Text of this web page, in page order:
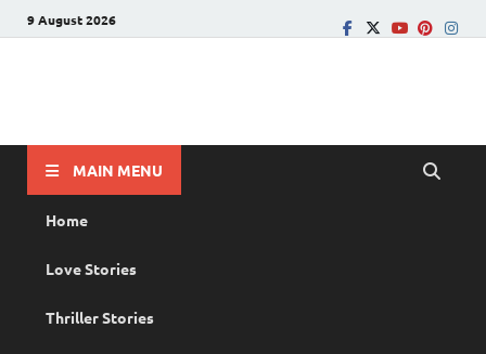
9 August 2026
MAIN MENU
Home
Love Stories
Thriller Stories